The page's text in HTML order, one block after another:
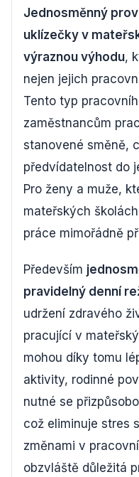
Jednosměnný
uklízečky v
výraznou výhodu,
nejen jejich
Tento typ
zaměstnancům
stanovené směně,
předvídatelnost do
Pro ženy a muže,
mateřských
práce mimořádně
Především
pravidelný denní
udržení zdravého
pracující v
mohou díky tomu
aktivity, rodinné
nutné se
což eliminuje stres
změnami v
obzvláště důležitá